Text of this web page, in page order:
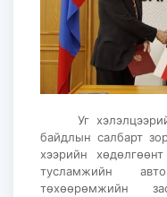
Уг
байдлын салбарт
хээрийн
тусламжийн
төхөөрөмжийн